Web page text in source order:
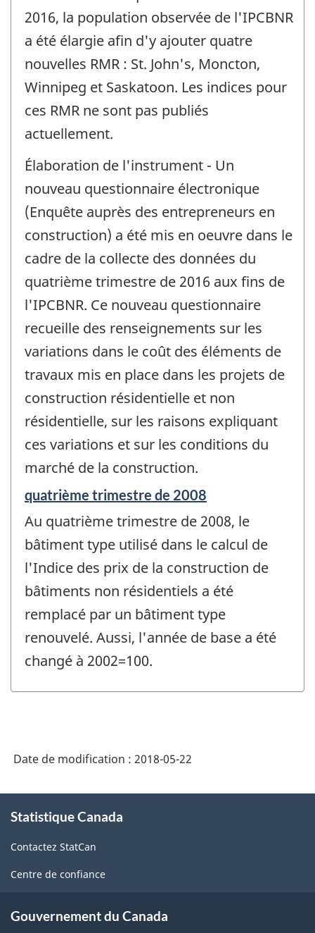
-
2016, la population observée de l'IPCBNR
a été élargie afin d'y ajouter quatre
nouvelles RMR : St. John's, Moncton,
Winnipeg et Saskatoon. Les indices pour
ces RMR ne sont pas publiés
actuellement.
Élaboration de l'instrument - Un
nouveau questionnaire électronique
(Enquête auprès des entrepreneurs en
construction) a été mis en oeuvre dans le
cadre de la collecte des données du
quatrième trimestre de 2016 aux fins de
l'IPCBNR. Ce nouveau questionnaire
recueille des renseignements sur les
variations dans le coût des éléments de
travaux mis en place dans les projets de
construction résidentielle et non
résidentielle, sur les raisons expliquant
ces variations et sur les conditions du
marché de la construction.
Période
référence
de
changement
-
quatrième trimestre de 2008
Au quatrième trimestre de 2008, le
bâtiment type utilisé dans le calcul de
l'Indice des prix de la construction de
bâtiments non résidentiels a été
remplacé par un bâtiment type
renouvelé. Aussi, l'année de base a été
changé à 2002=100.
Date de modification : 2018-05-22
propos
ce
site
Statistique Canada
Contactez StatCan
Centre de confiance
Gouvernement du Canada